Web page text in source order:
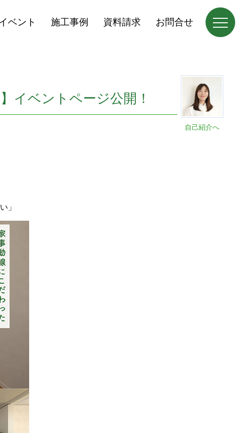
ベント 施工事例 資料請求 お問合せ
自己紹介へ
イベントページ公開！
」